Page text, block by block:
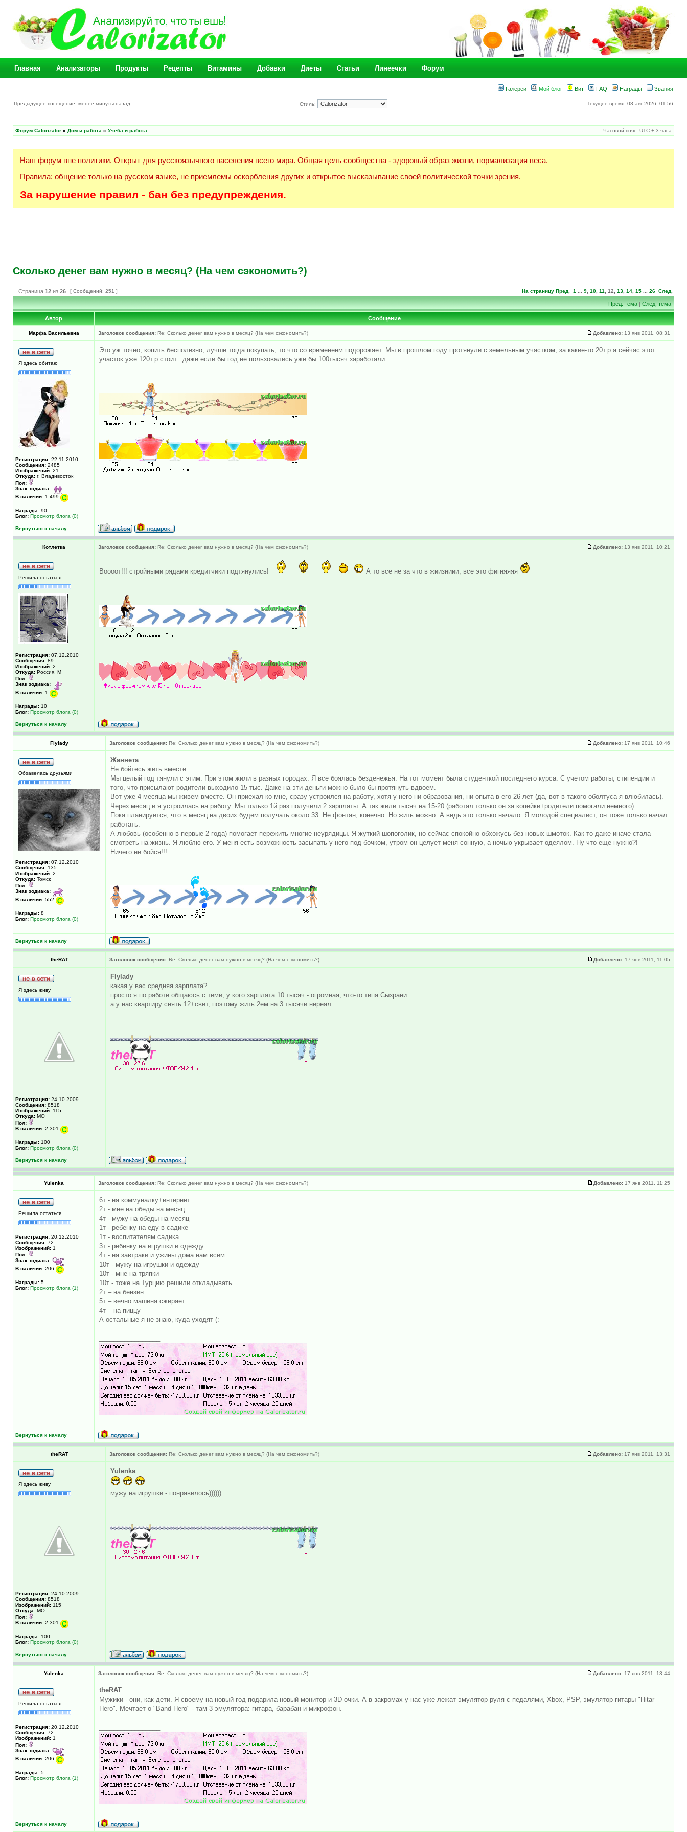
Главная Анализаторы Продукты Рецепты Витамины Добавки Диеты Статьи Линеечки Форум
Галереи Мой блог Вит FAQ Награды Звания
Предыдущее посещение: менее минуты назад Стиль: Текущее время: 08 авг 2026, 01:56
Форум Calorizator » Дом и работа » Учёба и работа Часовой пояс: UTC + 3 часа
Наш форум вне политики. Открыт для русскоязычного населения всего мира. Общая цель сообщества - здоровый образ жизни, нормализация веса.
Правила: общение только на русском языке, не приемлемы оскорбления других и открытое высказывание своей политической точки зрения.
За нарушение правил - бан без предупреждения.
Сколько денег вам нужно в месяц? (На чем сэкономить?)
Страница 12 из 26 [ Сообщений: 251 ] На страницу Пред. 1 9 10 11 12 13 14 15 26 След.
Пред. тема|След. тема
Автор Сообщение
Марфа Васильевна Заголовок сообщения: Re: Сколько денег вам нужно в месяц? (На чем сэкономить?) Добавлено: 13 янв 2011, 08:31
Я здесь обитаю
Регистрация: 22.11.2010
Сообщения: 2485
Изображений: 21
Откуда: г. Владивосток
Пол:
Знак зодиака:
В наличии: 1,499
Награды: 90
Блог: Просмотр блога (0)
Это уж точно, копить бесполезно, лучше тогда покупать, то что со времененм подорожает. Мы в прошлом году протянули с земельным участком, за какие-то 20т.р а сейчас этот
участок уже 120т.р стоит...даже если бы год не пользовались уже бы 100тысяч заработали.
Вернуться к началу
Котлетка Заголовок сообщения: Re: Сколько денег вам нужно в месяц? (На чем сэкономить?) Добавлено: 13 янв 2011, 10:21
Решила остаться
Регистрация: 07.12.2010
Сообщения: 89
Изображений: 2
Откуда: Россия, М
Пол:
Знак зодиака:
В наличии: 1
Награды: 10
Блог: Просмотр блога (0)
Воооот!!! стройными рядами кредитчики подтянулись! А то все не за что в жиизниии, все это фигняяяя
Вернуться к началу
Flylady Заголовок сообщения: Re: Сколько денег вам нужно в месяц? (На чем сэкономить?) Добавлено: 17 янв 2011, 10:46
Обзавелась друзьями
Регистрация: 07.12.2010
Сообщения: 135
Изображений: 2
Откуда: Томск
Пол:
Знак зодиака:
В наличии: 552
Награды: 8
Блог: Просмотр блога (0)
Жаннета
Не бойтесь жить вместе.
Мы целый год тянули с этим. При этом жили в разных городах. Я все боялась безденежья. На тот момент была студенткой последнего курса. С учетом работы, стипендии и
того, что присылают родители выходило 15 тыс. Даже на эти деньги можно было бы протянуть вдвоем.
Вот уже 4 месяца мы живем вместе. Он приехал ко мне, сразу устроился на работу, хотя у него ни образования, ни опыта в его 26 лет (да, вот в такого оболтуса я влюбилась).
Через месяц и я устроилась на работу. Мы только 1й раз получили 2 зарплаты. А так жили тысяч на 15-20 (работал только он за копейки+родители помогали немного).
Пока планируется, что в месяц на двоих будем получать около 33. Не фонтан, конечно. Но жить можно. А ведь это только начало. Я молодой специалист, он тоже только начал
работать.
А любовь (особенно в первые 2 года) помогает пережить многие неурядицы. Я жуткий шопоголик, но сейчас спокойно обхожусь без новых шмоток. Как-то даже иначе стала
смотреть на жизнь. Я люблю его. У меня есть возможность засыпать у него под бочком, утром он целует меня сонную, а ночью укрывает одеялом. Ну что еще нужно?!
Ничего не бойся!!!
Вернуться к началу
theRAT Заголовок сообщения: Re: Сколько денег вам нужно в месяц? (На чем сэкономить?) Добавлено: 17 янв 2011, 11:05
Я здесь живу
Регистрация: 24.10.2009
Сообщения: 8518
Изображений: 115
Откуда: МО
Пол:
В наличии: 2,301
Награды: 100
Блог: Просмотр блога (0)
Flylady
какая у вас средняя зарплата?
просто я по работе общаюсь с теми, у кого зарплата 10 тысяч - огромная, что-то типа Сызрани
а у нас квартиру снять 12+свет, поэтому жить 2ем на 3 тысячи нереал
Вернуться к началу
Yulenka Заголовок сообщения: Re: Сколько денег вам нужно в месяц? (На чем сэкономить?) Добавлено: 17 янв 2011, 11:25
Решила остаться
Регистрация: 20.12.2010
Сообщения: 72
Изображений: 1
Пол:
Знак зодиака:
В наличии: 206
Награды: 5
Блог: Просмотр блога (1)
6т - на коммуналку+интернет
2т - мне на обеды на месяц
4т - мужу на обеды на месяц
1т - ребенку на еду в садике
1т - воспитателям садика
3т - ребенку на игрушки и одежду
4т - на завтраки и ужины дома нам всем
10т - мужу на игрушки и одежду
10т - мне на тряпки
10т - тоже на Турцию решили откладывать
2т – на бензин
5т – вечно машина сжирает
4т – на пиццу
А остальные я не знаю, куда уходят (:
Вернуться к началу
theRAT Заголовок сообщения: Re: Сколько денег вам нужно в месяц? (На чем сэкономить?) Добавлено: 17 янв 2011, 13:31
Я здесь живу
Регистрация: 24.10.2009
Сообщения: 8518
Изображений: 115
Откуда: МО
Пол:
В наличии: 2,301
Награды: 100
Блог: Просмотр блога (0)
Yulenka
мужу на игрушки - понравилось))))))
Вернуться к началу
Yulenka Заголовок сообщения: Re: Сколько денег вам нужно в месяц? (На чем сэкономить?) Добавлено: 17 янв 2011, 13:44
Решила остаться
Регистрация: 20.12.2010
Сообщения: 72
Изображений: 1
Пол:
Знак зодиака:
В наличии: 206
Награды: 5
Блог: Просмотр блога (1)
theRAT
Мужики - они, как дети. Я своему на новый год подарила новый монитор и 3D очки. А в закромах у нас уже лежат эмулятор руля с педалями, Xbox, PSP, эмулятор гитары "Hitar
Hero". Мечтает о "Band Hero" - там 3 эмулятора: гитара, барабан и микрофон.
Вернуться к началу